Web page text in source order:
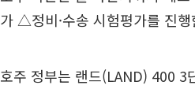
가 △정비·수송 시험평가를 진
호주 정부는 랜드(LAND) 400 3